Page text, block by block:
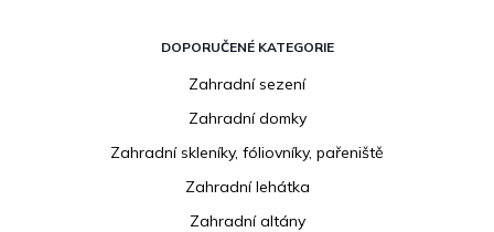
DOPORUČENÉ KATEGORIE
Zahradní sezení
Zahradní domky
Zahradní skleníky, fóliovníky, pařeniště
Zahradní lehátka
Zahradní altány